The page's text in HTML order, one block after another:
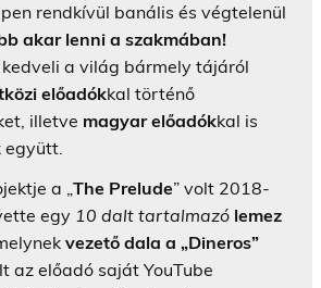
rendkívül banális és végtelenül
akar lenni a szakmában!
a világ bármely tájáról
előadókkal történő
illetve magyar előadókkal is
együtt.
a „The Prelude” volt 2018-
egy 10 dalt tartalmazó lemez
vezető dala a „Dineros”
az előadó saját YouTube